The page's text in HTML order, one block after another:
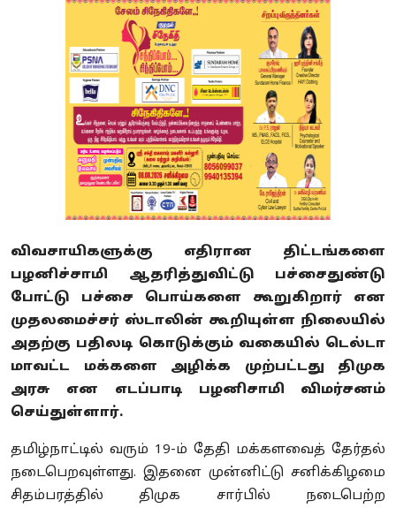
விவசாயிகளுக்கு எதிரான திட்டங்களை
பழனிச்சாமி ஆதரித்துவிட்டு பச்சைதுண்டு
போட்டு பச்சை பொய்களை கூறுகிறார் என
முதலமைச்சர் ஸ்டாலின் கூறியுள்ள நிலையில்
அதற்கு பதிலடி கொடுக்கும் வகையில் டெல்டா
மாவட்ட மக்களை அழிக்க முற்பட்டது திமுக
அரசு என எடப்பாடி பழனிசாமி விமர்சனம்
செய்துள்ளார்.
தமிழ்நாட்டில் வரும் 19-ம் தேதி மக்களவைத் தேர்தல்
நடைபெறவுள்ளது. இதனை முன்னிட்டு சனிக்கிழமை
சிதம்பரத்தில் திமுக சார்பில் நடைபெற்ற